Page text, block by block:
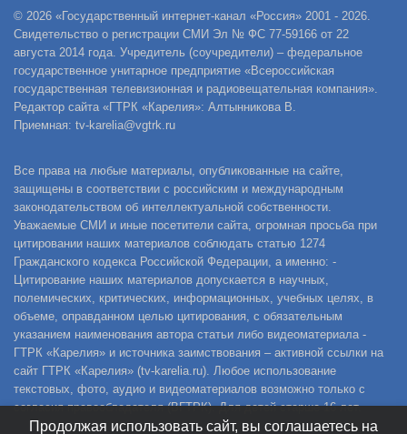
© 2026 «Государственный интернет-канал «Россия» 2001 - 2026.
Свидетельство о регистрации СМИ Эл № ФС 77-59166 от 22
августа 2014 года. Учредитель (соучредители) – федеральное
государственное унитарное предприятие «Всероссийская
государственная телевизионная и радиовещательная компания».
Редактор сайта «ГТРК «Карелия»: Алтынникова В.
Приемная: tv-karelia@vgtrk.ru
Все права на любые материалы, опубликованные на сайте,
защищены в соответствии с российским и международным
законодательством об интеллектуальной собственности.
Уважаемые СМИ и иные посетители сайта, огромная просьба при
цитировании наших материалов соблюдать статью 1274
Гражданского кодекса Российской Федерации, а именно: -
Цитирование наших материалов допускается в научных,
полемических, критических, информационных, учебных целях, в
объеме, оправданном целью цитирования, с обязательным
указанием наименования автора статьи либо видеоматериала -
ГТРК «Карелия» и источника заимствования – активной ссылки на
сайт ГТРК «Карелия» (tv-karelia.ru). Любое использование
текстовых, фото, аудио и видеоматериалов возможно только с
согласия правообладателя (ВГТРК). Для детей старше 16 лет.
Продолжая использовать сайт, вы соглашаетесь на